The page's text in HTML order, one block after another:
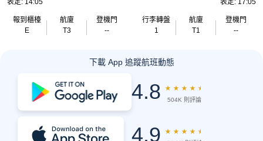
表定: 14:05
報到櫃檯
E
航廈
T3
登機門
--
表定: 17:05
行李轉盤
1
航廈
T1
登機門
--
下載 App 追蹤航班動態
4.8 ★ ★ ★ ★ ★
504K 則評論
4.9 ★ ★ ★ ★ ★